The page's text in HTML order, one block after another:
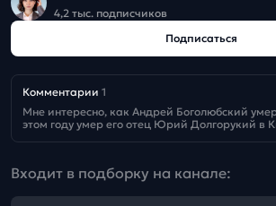
4,2 тыс. подписчиков
Подписаться
Комментарии 1
Мне интересно, как Андрей Боголюбский умер
этом году умер его отец Юрий Долгорукий в
Входит в подборку на канале: